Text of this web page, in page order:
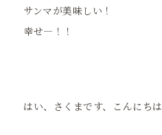
サンマが美味しい！
幸せ―！！
はい、さくまです、こんにちは